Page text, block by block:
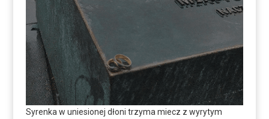
Syrenka w uniesionej dłoni trzyma miecz z wyrytym